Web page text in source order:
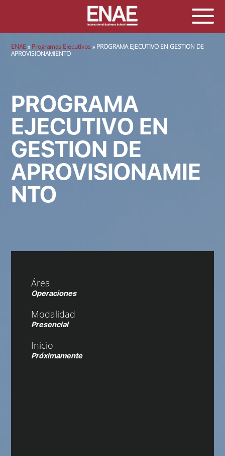
Sobrescribir enlaces de ayuda a la navegación
ENAE Programas Ejecutivos
PROGRAMA EJECUTIVO EN GESTION DE
APROVISIONAMIENTO
PROGRAMA
EJECUTIVO EN
GESTION DE
APROVISIONAMIE
NTO
Área
Operaciones
Modalidad
Presencial
Inicio
Próximamente